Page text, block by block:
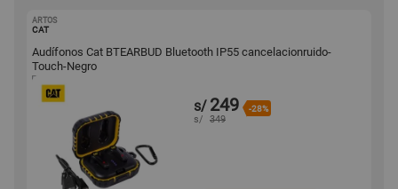
ARTOS
CAT
Audífonos Cat BTEARBUD Bluetooth IP55 cancelacionruido-
Touch-Negro
s/ 249 -28%
s/ 349